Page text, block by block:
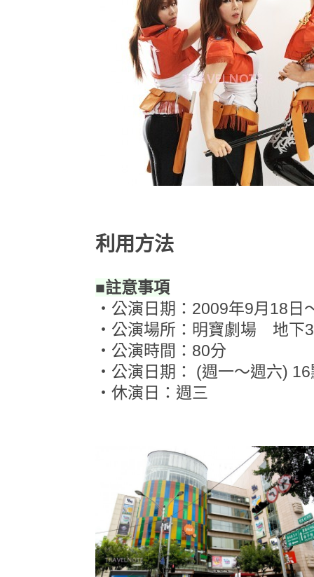
利用方法
■註意事項
・公演日期：2009年9月18日
・公演場所：明寶劇場 地
・公演時間：80分
・公演日期： (週一～週六)
・休演日：週三